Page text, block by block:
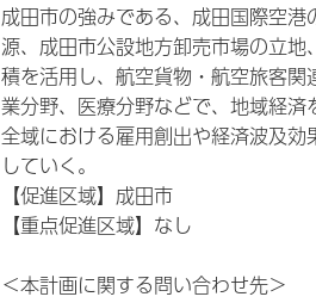
成田市の強みである、成田国際空
源、成田市公設地方卸売市場の立
積を活用し、航空貨物・航空旅客
業分野、医療分野などで、地域経
全域における雇用創出や経済波及
していく。
【促進区域】成田市
【重点促進区域】なし
＜本計画に関する問い合わせ先＞